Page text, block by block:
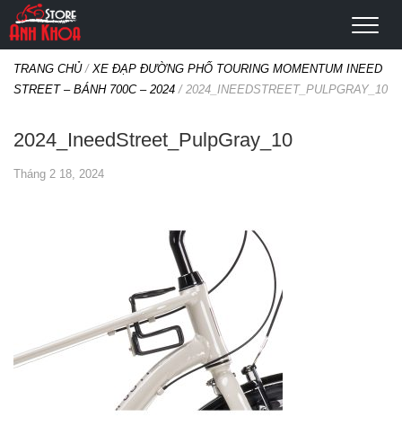
TRANG CHỦ/ XE ĐẠP ĐƯỜNG PHỐ TOURING MOMENTUM INEED
STREET – BÁNH 700C – 2024 / 2024_INEEDSTREET_PULPGRAY_10
2024_IneedStreet_PulpGray_10
Tháng 2 18, 2024